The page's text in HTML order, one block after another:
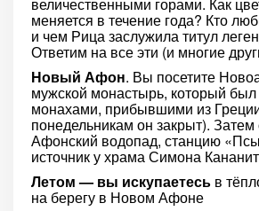
меняется в течение года? Кто
и чем Рица заслужила титул
Ответим на все эти (и многие
Новый Афон. Вы посетите
мужской монастырь, который
монахами, прибывшими из
понедельникам он закрыт).
Афонский водопад, станцию
источник у храма Симона
Летом — вы искупаетесь в
на берегу в Новом Афоне